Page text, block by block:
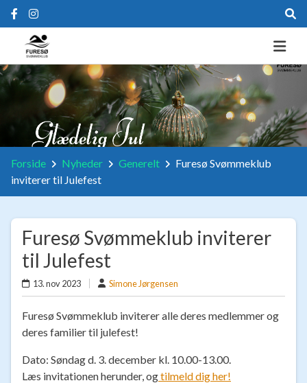
Forside Nyheder Generelt
Furesø Svømmeklub
inviterer til Julefest
Furesø Svømmeklub inviterer
til Julefest
13. nov 2023 Simone Jørgensen
Furesø Svømmeklub inviterer alle deres medlemmer og
deres familier til julefest!
Dato: Søndag d. 3. december kl. 10.00-13.00.
Læs invitationen herunder, ogtilmeld dig her!